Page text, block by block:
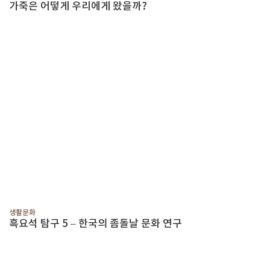
가죽은 어떻게 우리에게 왔을까?
생활문화
흑요석 탐구 5 – 한국의 좀돌날 문화 연구